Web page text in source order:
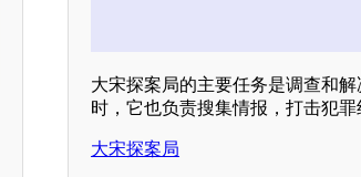
大宋探案局的主要任务是调查和
时，它也负责搜集情报，打击犯罪
大宋探案局